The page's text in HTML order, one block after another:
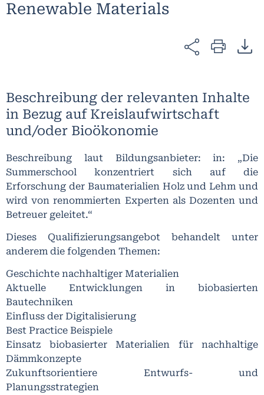
Renewable Materials
Beschreibung der relevanten Inhalte
in Bezug auf Kreislaufwirtschaft
und/oder Bioökonomie
Beschreibung laut Bildungsanbieter: in: „Die
Summerschool konzentriert sich auf die
Erforschung der Baumaterialien Holz und Lehm und
wird von renommierten Experten als Dozenten und
Betreuer geleitet.“
Dieses Qualifizierungsangebot behandelt unter
anderem die folgenden Themen:
Geschichte nachhaltiger Materialien
Aktuelle Entwicklungen in biobasierten
Bautechniken
Einfluss der Digitalisierung
Best Practice Beispiele
Einsatz biobasierter Materialien für nachhaltige
Dämmkonzepte
Zukunftsorientiere Entwurfs- und
Planungsstrategien